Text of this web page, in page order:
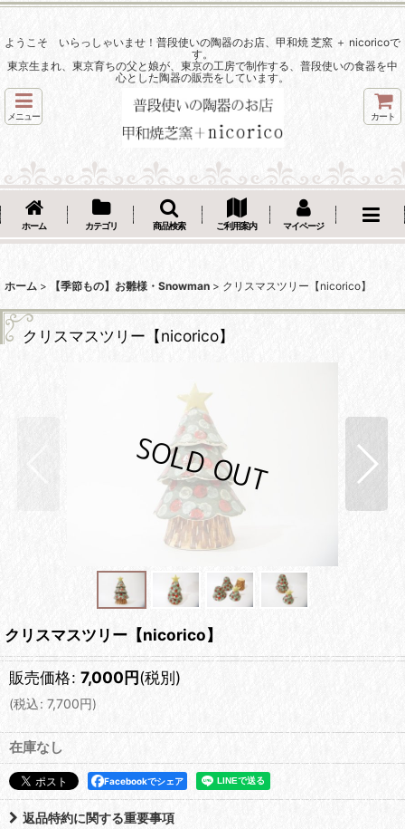
ようこそ いらっしゃいませ！普段使いの陶器のお店、甲和焼 芝窯 ＋ nicoricoで
す。
東京生まれ、東京育ちの父と娘が、東京の工房で制作する、普段使いの食器を中
心とした陶器の販売をしています。
メニュー カート
ホーム カテゴリ 商品検索 ご利用案内 マイページ
ホーム > 【季節もの】お雛様・Snowman > クリスマスツリー【nicorico】
クリスマスツリー【nicorico】
クリスマスツリー【nicorico】
販売価格: 7,000円(税別)
(税込: 7,700円)
在庫なし
Facebookでシェア
返品特約に関する重要事項